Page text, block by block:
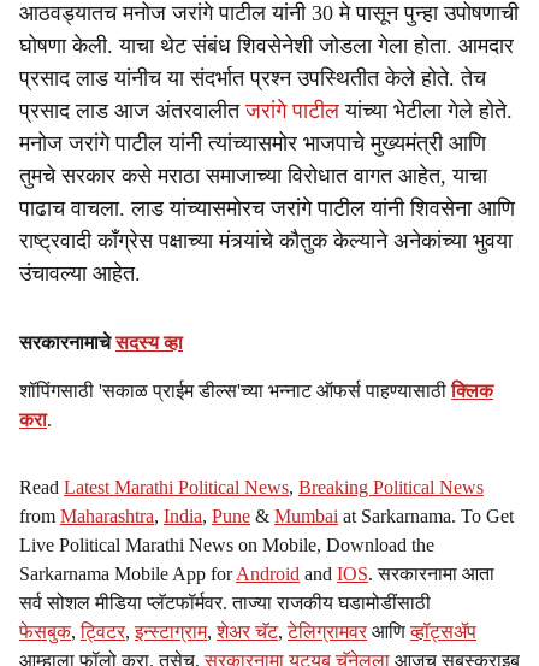
आठवड्यातच मनोज जरांगे पाटील यांनी 30 मे पासून पुन्हा उपोषणाची
घोषणा केली. याचा थेट संबंध शिवसेनेशी जोडला गेला होता. आमदार
प्रसाद लाड यांनीच या संदर्भात प्रश्न उपस्थितीत केले होते. तेच
प्रसाद लाड आज अंतरवालीतजरांगे पाटीलयांच्या भेटीला गेले होते.
मनोज जरांगे पाटील यांनी त्यांच्यासमोर भाजपाचे मुख्यमंत्री आणि
तुमचे सरकार कसे मराठा समाजाच्या विरोधात वागत आहेत, याचा
पाढाच वाचला. लाड यांच्यासमोरच जरांगे पाटील यांनी शिवसेना आणि
राष्ट्रवादी काँग्रेस पक्षाच्या मंत्र्यांचे कौतुक केल्याने अनेकांच्या भुवया
उंचावल्या आहेत.
सरकारनामाचेसदस्य व्हा
शॉपिंगसाठी 'सकाळ प्राईम डील्स'च्या भन्नाट ऑफर्स पाहण्यासाठीक्लिक
करा.
Read Latest Marathi Political News, Breaking Political News
from Maharashtra, India, Pune & Mumbai at Sarkarnama. To Get
Live Political Marathi News on Mobile, Download the
Sarkarnama Mobile App forAndroid and IOS. सरकारनामा आता
सर्व सोशल मीडिया प्लॅटफॉर्मवर. ताज्या राजकीय घडामोडींसाठी
फेसबुक,ट्विटर,इन्स्टाग्राम,शेअर चॅट,टेलिग्रामवर आणिव्हॉट्सॲप
आम्हाला फॉलो करा. तसेच,सरकारनामा यूट्यूब चॅनेलला आजच सबस्क्राइब